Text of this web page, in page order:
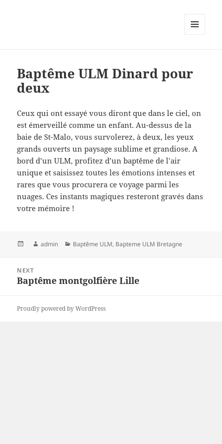
Baptême ULM Dinard pour
deux
Ceux qui ont essayé vous diront que dans le ciel, on
est émerveillé comme un enfant. Au-dessus de la
baie de St-Malo, vous survolerez, à deux, les yeux
grands ouverts un paysage sublime et grandiose. A
bord d’un ULM, profitez d’un baptême de l’air
unique et saisissez toutes les émotions intenses et
rares que vous procurera ce voyage parmi les
nuages. Ces instants magiques resteront gravés dans
votre mémoire !
PostedAuthor
admin Categories
Baptême ULM, Bapteme ULM Bretagne
navigation
NEXT
Next
Baptême montgolfière Lille
Proudly powered by WordPress